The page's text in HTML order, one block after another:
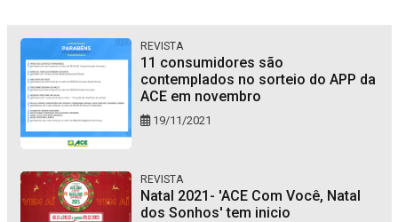
REVISTA
11 consumidores são
contemplados no sorteio do APP da
ACE em novembro
19/11/2021
REVISTA
Natal 2021- 'ACE Com Você, Natal
dos Sonhos' tem inicio